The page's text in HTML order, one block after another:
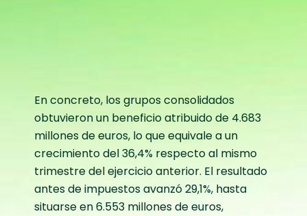
En concreto, los grupos consolidados
obtuvieron un beneficio atribuido de 4.683
millones de euros, lo que equivale a un
crecimiento del 36,4% respecto al mismo
trimestre del ejercicio anterior. El resultado
antes de impuestos avanzó 29,1%, hasta
situarse en 6.553 millones de euros,